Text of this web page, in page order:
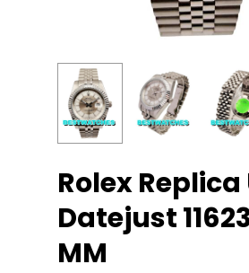
Rolex
Datejust
MM